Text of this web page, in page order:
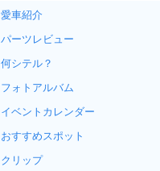
愛車紹介
パーツレビュー
何シテル？
フォトアルバム
イベントカレンダー
おすすめスポット
クリップ